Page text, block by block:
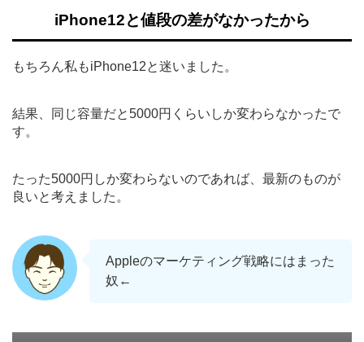
iPhone12と値段の差がなかったから
もちろん私もiPhone12と迷いました。
結果、同じ容量だと5000円くらいしか変わらなかったで
す。
たった5000円しか変わらないのであれば、最新のものが
良いと考えました。
Appleのマーケティング戦略にはまった
奴←